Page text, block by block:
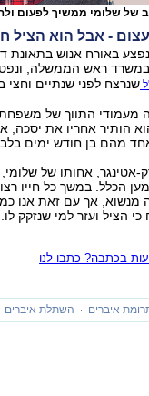
של שלומי ממשיך לפעום
- אבל הוא הציל
ראש הממשלה,
שנרצח לפני שנתיים וחצי
מעמודי התווך של
הותיר אחריו את יסכה,
מהם בן חודש ימים
אטינגר, אחותו של
הכלל. במשך כל חייו
מנשוא, אך עם זאת אנו
כי הציל ועזר למי שנזקק
בכתבה? כתבו לנו
איברים השתלת איברים